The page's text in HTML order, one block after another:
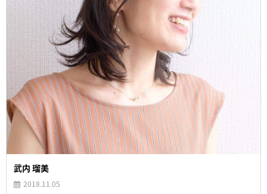
武内 瑠美
2018.11.05